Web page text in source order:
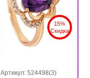
15%
Скидка
Артикул: 524498(3)